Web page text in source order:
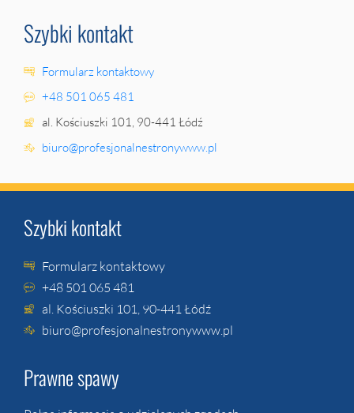
Szybki kontakt
Formularz kontaktowy
+48 501 065 481
al. Kościuszki 101, 90-441 Łódź
biuro@profesjonalnestronywww.pl
Szybki kontakt
Formularz kontaktowy
+48 501 065 481
al. Kościuszki 101, 90-441 Łódź
biuro@profesjonalnestronywww.pl
Prawne spawy